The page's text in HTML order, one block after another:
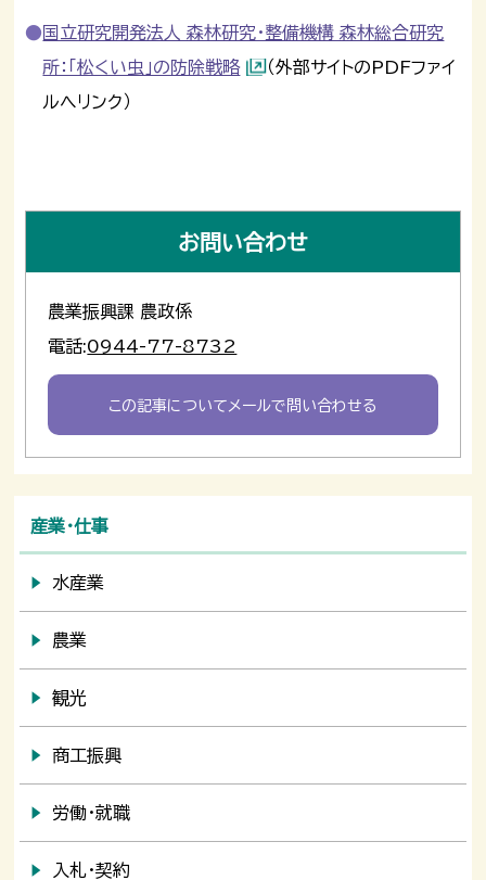
国立研究開発法人 森林研究・整備機構 森林総合研究
所：「松くい虫」の防除戦略
（外部サイトのPDFファイ
ルへリンク）
お問い合わせ
農業振興課 農政係
電話:0944-77-8732
この記事についてメールで問い合わせる
産業・仕事
水産業
農業
観光
商工振興
労働・就職
入札・契約